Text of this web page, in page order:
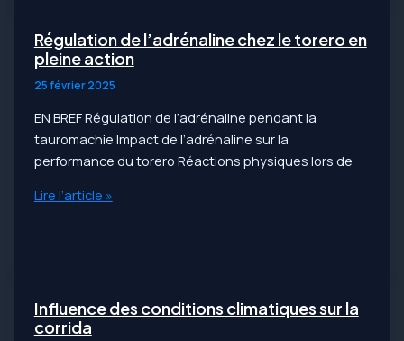
carrière
d’un
torero
Régulation de l’adrénaline chez le torero en
pleine action
25 février 2025
EN BREF Régulation de l’adrénaline pendant la
tauromachie Impact de l’adrénaline sur la
performance du torero Réactions physiques lors de
Régulation
torero
en
Lire l’article »
Influence des conditions climatiques sur la
corrida